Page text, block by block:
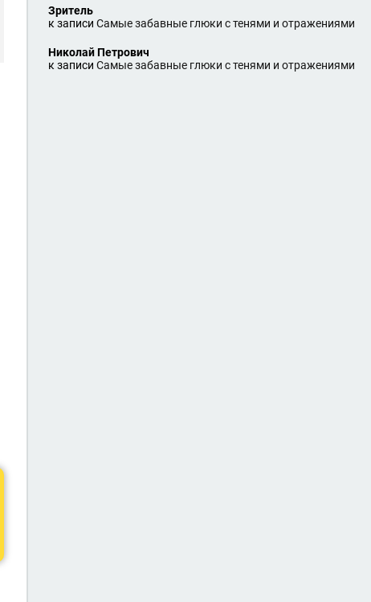
Зритель
к записи Самые забавные глюки с тенями и отражениями
Николай Петрович
к записи Самые забавные глюки с тенями и отражениями